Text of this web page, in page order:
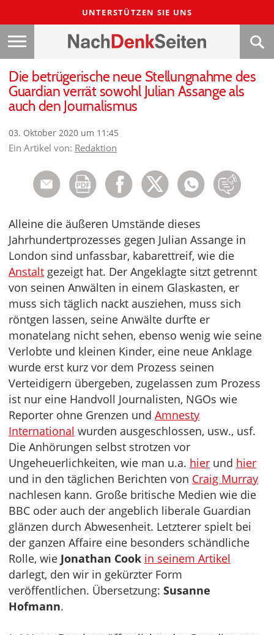
UNTERSTÜTZEN SIE UNS
Die betrügerische neue Stellungnahme des
Guardian verrät sowohl Julian Assange als
auch den Journalismus
03. Oktober 2020 um 11:45
Ein Artikel von: Redaktion
Alleine die äußeren Umstände dieses
Jahrhundertprozesses gegen Julian Assange in
London sind unfassbar, kabarettreif, wie die
Anstalt gezeigt hat. Der Angeklagte sitzt getrennt
von seinen Anwälten in einem Glaskasten, er
muss sich täglich nackt ausziehen, muss sich
röntgen lassen, seine Anwälte durfte er
monatelang nicht sehen, ebenso wenig wie seine
Verlobte und kleinen Kinder, eine neue Anklage
wurde erst kurz vor dem Prozess seinen
Verteidigern übergeben, zugelassen zum Prozess
ist nur eine Handvoll Journalisten, NGOs wie
Reporter ohne Grenzen und Amnesty
International wurden ausgeschlossen, usw., usf.
Die Anhörungen selbst strotzen vor
Ungeheuerlichkeiten, wie man u.a. hier und hier
und in den täglichen Berichten von Craig Murray
nachlesen kann. Große britische Medien wie die
BBC oder auch der angeblich liberale Guardian
glänzen durch Abwesenheit. Letzterer spielt bei
der ganzen Affaire eine besonders schändliche
Rolle, wie Jonathan Cook in seinem Artikel
darlegt, den wir in gekürzter Form
veröffentlichen. Übersetzung: Susanne
Hofmann.